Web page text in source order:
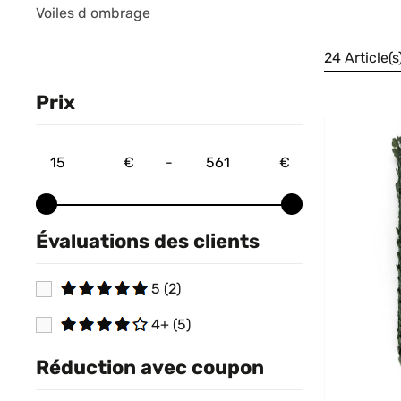
Voiles d ombrage
Prix
€ - €
Évaluations des clients
5 (2)
4+ (5)
Réduction avec coupon
24